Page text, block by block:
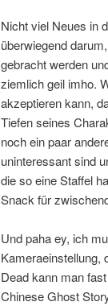
Nicht viel Neues in
überwiegend
gebracht werden
ziemlich geil imho.
akzeptieren kann,
Tiefen seines
noch ein paar
uninteressant sind
die so eine Staffel
Snack für
Und paha ey, ich
Kameraeinstellung,
Dead kann man
Chinese Ghost